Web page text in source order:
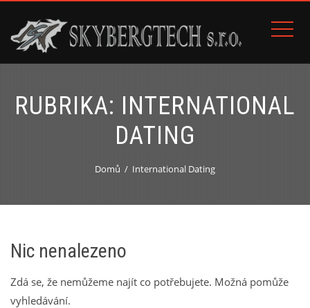
RUBRIKA:INTERNATIONAL
DATING
Domů International Dating
Nic nenalezeno
Zdá se, že nemůžeme najít co potřebujete. Možná pomůže
vyhledávání.